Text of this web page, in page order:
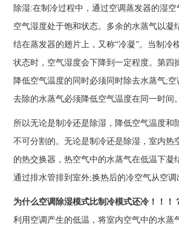
除湿:在制冷过程中，通过空调蒸发器的湿空
空气湿度处于饱和状态。多余的水蒸气以凝
结在蒸发器的翅片上，又称“冷凝”。当制冷
状态时，空气湿度会下降到一定程度。第四
降低空气温度的同时必须同时除去水蒸气;
去除的水蒸气必须降低空气温度在同一时间。
所以无论是制冷还是除湿，降低空气温度和
不可分割的。无论是制冷还是除湿，室内热
的热交换器，热空气中的水蒸气在低温下凝
通过排水管排到室外;换热后的冷空气从空调
为什么空调除湿模式比制冷模式还冷！！！
利用空调产生的低温，将室内空气中的水蒸